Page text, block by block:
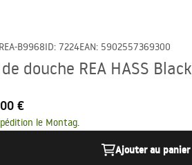
REA-B9968ID: 7224EAN: 5902557369300
douche REA HASS Black
€
le Montag.
Ajouter au panier